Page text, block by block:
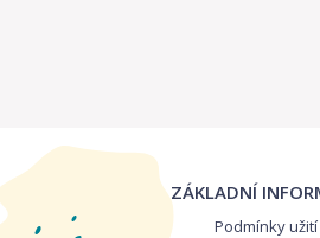
ZÁKLADNÍ
Podmínky užití